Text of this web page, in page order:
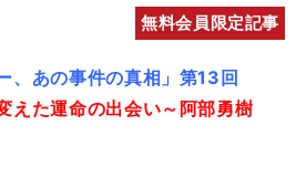
無料会員限定記事
、あの事件の真相」第13回
えた運命の出会い～阿部勇樹